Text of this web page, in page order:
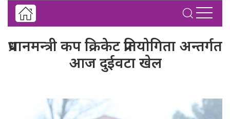
प्रधानमन्त्री कप क्रिकेट प्रतियोगिता अन्तर्गत
आज दुईवटा खेल